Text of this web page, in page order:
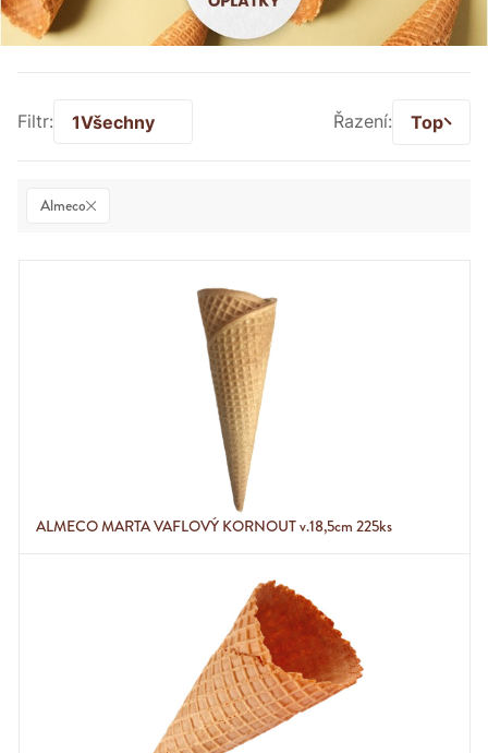
Filtr: 1Všechny Řazení: Top
Almeco
ALMECO MARTA VAFLOVÝ KORNOUT v.18,5cm 225ks